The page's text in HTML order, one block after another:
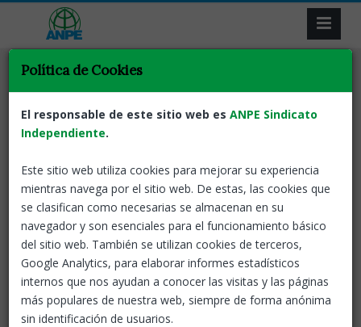
Grup estable de
substitucions a la Borsa i
01 Jul, 2024 ANPE-Catalunya
La sol·licitud per formar part del Grup estable de
substitucions es podrà realitzar per obtenir un nomenament
d'un curs escolar a jornada sencera i per a una especialitat i
una comarca (o districte en el cas del Consorci d'Educació de
Barcelona), que s'hagi seleccionat en aquesta sol·licitud.
Política de Cookies
El responsable de este sitio web es ANPE Sindicato
Independiente.
Este sitio web utiliza cookies para mejorar su experiencia
mientras navega por el sitio web. De estas, las cookies que
se clasifican como necesarias se almacenan en su
navegador y son esenciales para el funcionamiento básico
del sitio web. También se utilizan cookies de terceros,
Google Analytics, para elaborar informes estadísticos
internos que nos ayudan a conocer las visitas y las páginas
más populares de nuestra web, siempre de forma anónima
sin identificación de usuarios.